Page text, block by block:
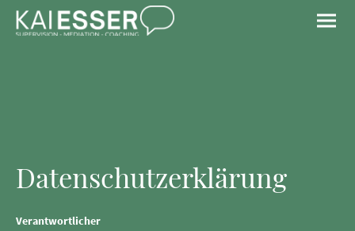
Datenschutzerklärung
Verantwortlicher